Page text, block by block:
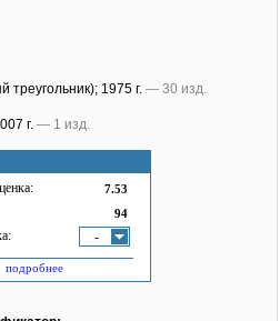
7.53
94
-
подробнее
треугольник); 1975 г. — 30 изд.
г. — 1 изд.